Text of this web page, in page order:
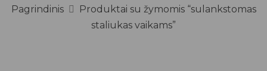
Pagrindinis
Produktai su žymomis “sulankstomas
staliukas vaikams”